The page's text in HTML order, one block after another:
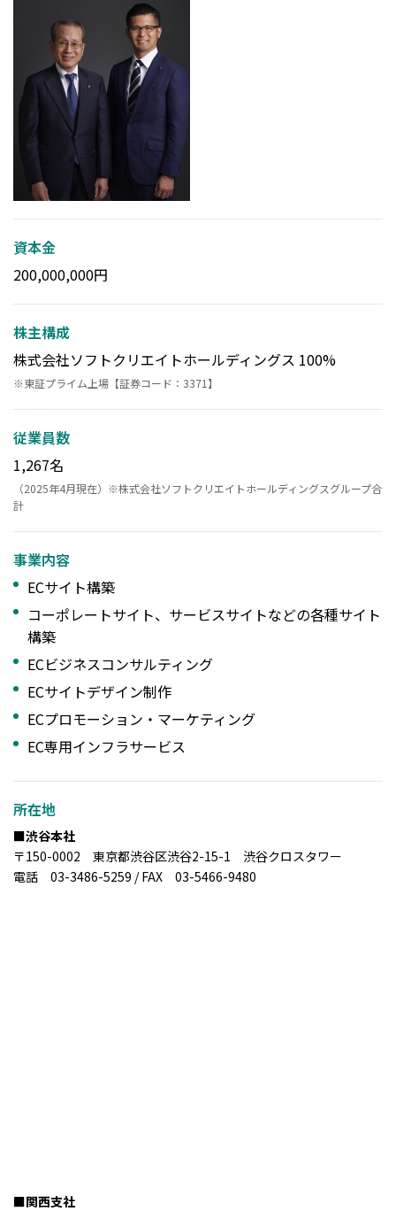
資本金
200,000,000円
株主構成
株式会社ソフトクリエイトホールディングス 100%
※東証プライム上場【証券コード：3371】
従業員数
1,267名
（2025年4月現在）※株式会社ソフトクリエイトホールディングスグループ合
計
事業内容
ECサイト構築
コーポレートサイト、サービスサイトなどの各種サイト
構築
ECビジネスコンサルティング
ECサイトデザイン制作
ECプロモーション・マーケティング
EC専用インフラサービス
所在地
■渋谷本社
〒150-0002 東京都渋谷区渋谷2-15-1 渋谷クロスタワー
電話 03-3486-5259 / FAX 03-5466-9480
■関西支社